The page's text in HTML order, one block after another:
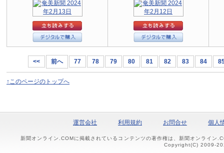
<< 前へ 77 78 79 80 81 82 83 84
↑このページのトップへ
運営会社 利用規約 お問合せ 個人
新聞オンライン.COMに掲載されているコンテンツの著作権は、新聞オンライン
Copyright(C) 2009-